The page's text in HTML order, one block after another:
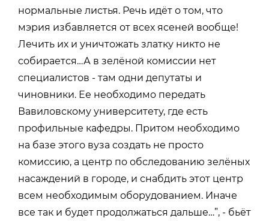
нормальные листья. Речь идёт о том, что
мэрия избавляется от всех ясеней вообще!
Лечить их и уничтожать златку никто не
собирается…А в зелёной комиссии нет
специалистов - там одни депутаты и
чиновники. Ее необходимо передать
Вавиловскому университету, где есть
профильные кафедры. Притом необходимо
на базе этого вуза создать не просто
комиссию, а центр по обследованию зелёных
насаждений в городе, и снабдить этот центр
всем необходимым оборудованием. Иначе
все так и будет продолжаться дальше…”, - бьёт